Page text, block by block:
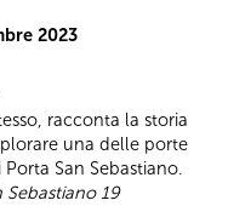
2023
racconta la storia
una delle porte
San Sebastiano.
Sebastiano 19